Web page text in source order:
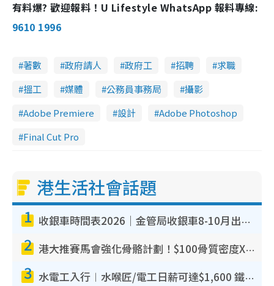
m
有料爆? 歡迎報料！U Lifestyle WhatsApp 報料專線:
9610 1996
著數 政府請人 政府工 招聘
求職
搵工
媒體 公務員事務局
攝影
Adobe Premiere
設計
Adobe Photoshop
Final Cut Pro
港生活社會話題
1 收銀車時間表2026｜金管局收銀車8-10月出沒地點+時間！無須手續費！硬幣免費轉現鈔或增值至八達通
2 港大推賽馬會強化骨骼計劃！$100骨質密度X光檢查 完成免費運動訓練送超市禮券！附參加資格
3 水電工入行︱水喉匠/電工日薪可達$1,600 鐵飯碗職業難被AI取代！附薪酬參考＋入行考牌途徑